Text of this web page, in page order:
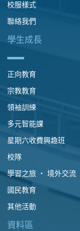
校服樣式
聯絡我們
學生成長
正向教育
宗教教育
領袖訓練
多元智能課
星期六收費興趣班
校隊
學習之旅 ‧ 境外交流
國民教育
其他活動
資料區